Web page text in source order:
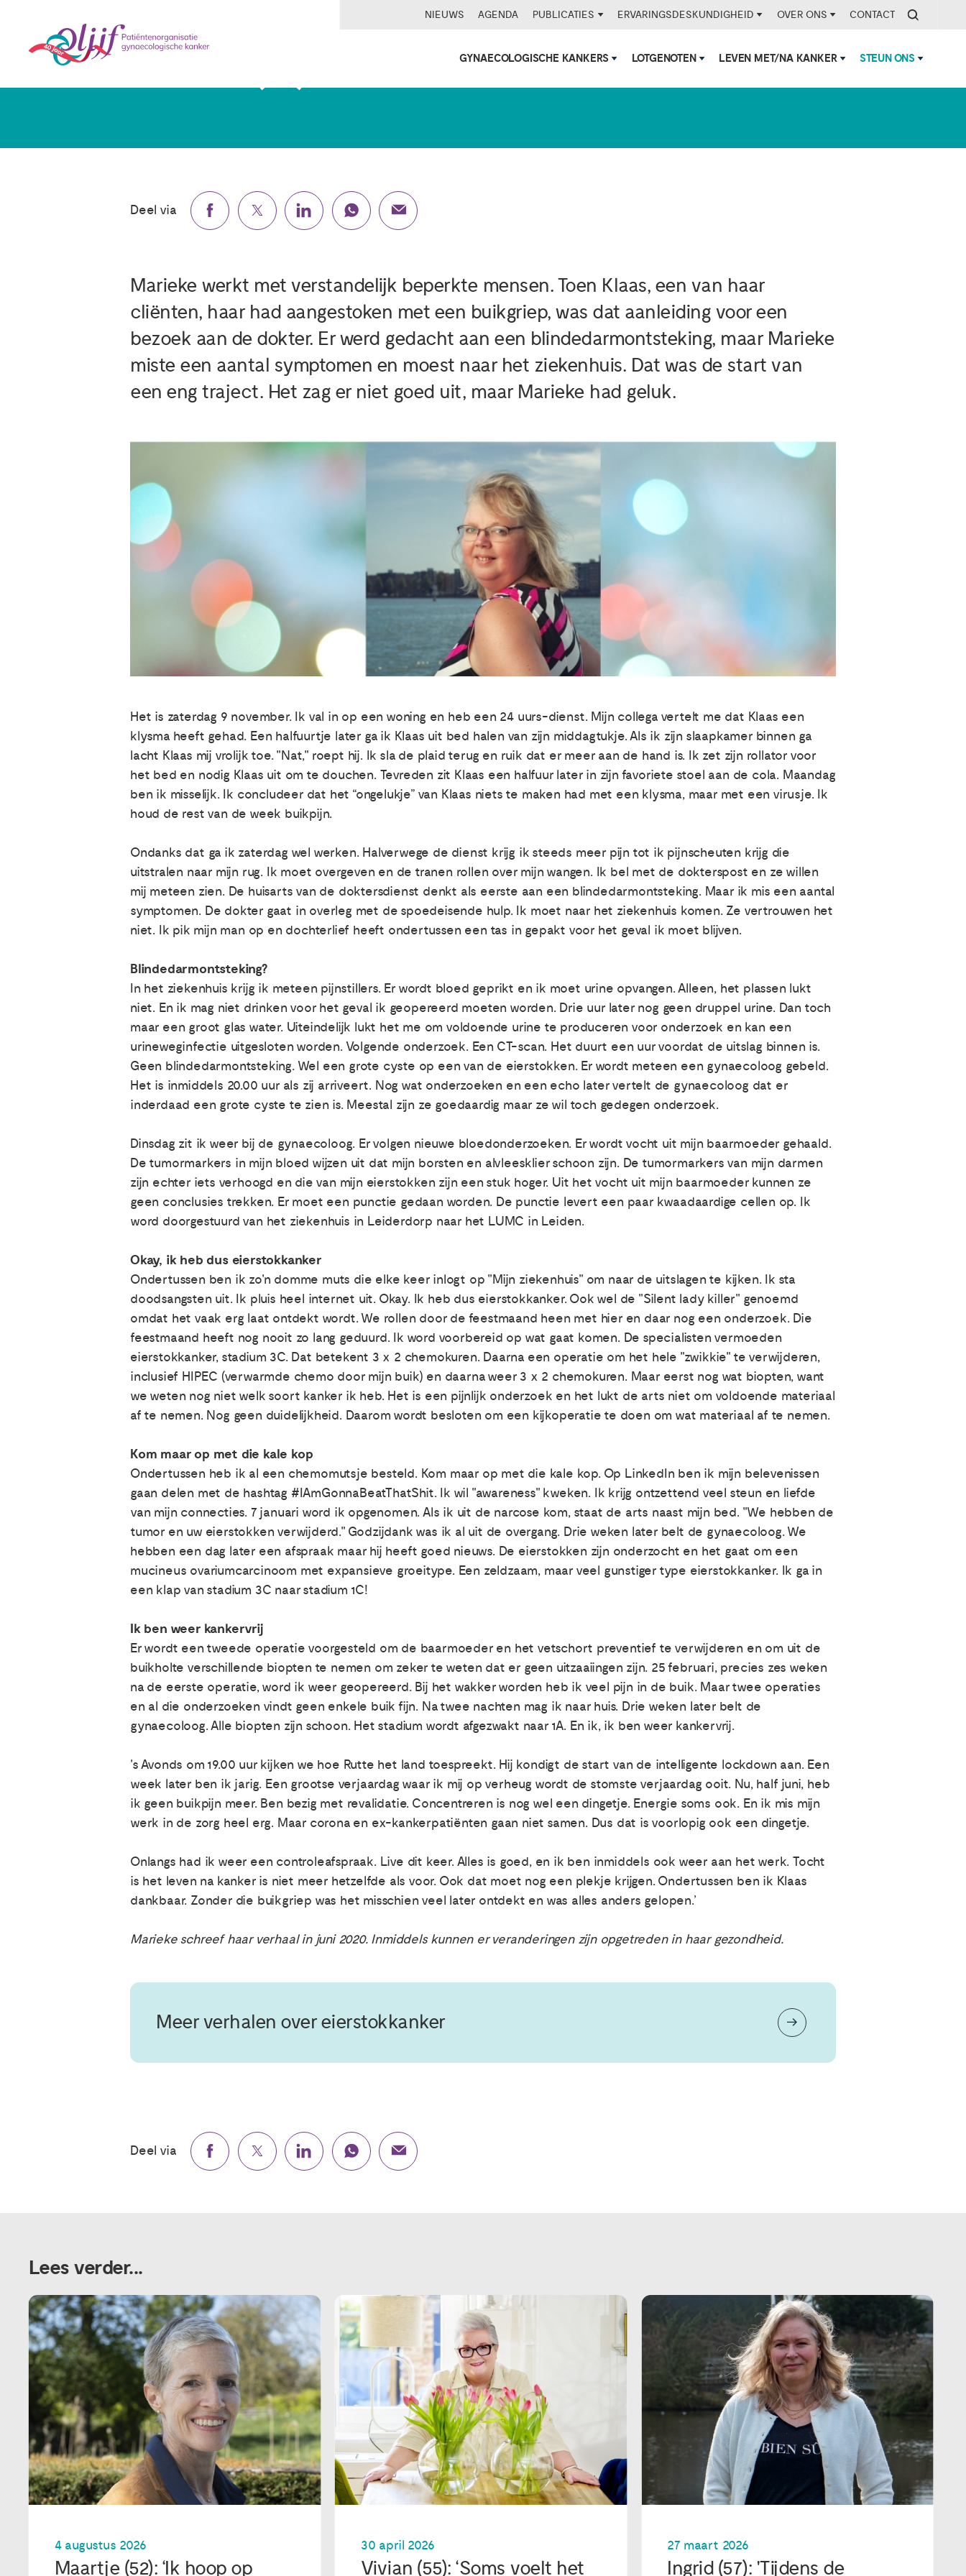
NIEUWS AGENDA PUBLICATIES ERVARINGSDESKUNDIGHEID OVER ONS CONTACT
GYNAECOLOGISCHE KANKERS LOTGENOTEN LEVEN MET/NA KANKER STEUN ONS
Marieke (53): ‘Van stadium 3C naar stadium 1A!’
Deel via
Marieke werkt met verstandelijk beperkte mensen. Toen Klaas, een van haar
cliënten, haar had aangestoken met een buikgriep, was dat aanleiding voor een
bezoek aan de dokter. Er werd gedacht aan een blindedarmontsteking, maar Marieke
miste een aantal symptomen en moest naar het ziekenhuis. Dat was de start van
een eng traject. Het zag er niet goed uit, maar Marieke had geluk.
Het is zaterdag 9 november. Ik val in op een woning en heb een 24 uurs-dienst. Mijn collega vertelt me dat Klaas een
klysma heeft gehad. Een halfuurtje later ga ik Klaas uit bed halen van zijn middagtukje. Als ik zijn slaapkamer binnen ga
lacht Klaas mij vrolijk toe. "Nat," roept hij. Ik sla de plaid terug en ruik dat er meer aan de hand is. Ik zet zijn rollator voor
het bed en nodig Klaas uit om te douchen. Tevreden zit Klaas een halfuur later in zijn favoriete stoel aan de cola. Maandag
ben ik misselijk. Ik concludeer dat het “ongelukje” van Klaas niets te maken had met een klysma, maar met een virusje. Ik
houd de rest van de week buikpijn.
Ondanks dat ga ik zaterdag wel werken. Halverwege de dienst krijg ik steeds meer pijn tot ik pijnscheuten krijg die
uitstralen naar mijn rug. Ik moet overgeven en de tranen rollen over mijn wangen. Ik bel met de dokterspost en ze willen
mij meteen zien. De huisarts van de doktersdienst denkt als eerste aan een blindedarmontsteking. Maar ik mis een aantal
symptomen. De dokter gaat in overleg met de spoedeisende hulp. Ik moet naar het ziekenhuis komen. Ze vertrouwen het
niet. Ik pik mijn man op en dochterlief heeft ondertussen een tas in gepakt voor het geval ik moet blijven.
Blindedarmontsteking?
In het ziekenhuis krijg ik meteen pijnstillers. Er wordt bloed geprikt en ik moet urine opvangen. Alleen, het plassen lukt
niet. En ik mag niet drinken voor het geval ik geopereerd moeten worden. Drie uur later nog geen druppel urine. Dan toch
maar een groot glas water. Uiteindelijk lukt het me om voldoende urine te produceren voor onderzoek en kan een
urineweginfectie uitgesloten worden. Volgende onderzoek. Een CT-scan. Het duurt een uur voordat de uitslag binnen is.
Geen blindedarmontsteking. Wel een grote cyste op een van de eierstokken. Er wordt meteen een gynaecoloog gebeld.
Het is inmiddels 20.00 uur als zij arriveert. Nog wat onderzoeken en een echo later vertelt de gynaecoloog dat er
inderdaad een grote cyste te zien is. Meestal zijn ze goedaardig maar ze wil toch gedegen onderzoek.
Dinsdag zit ik weer bij de gynaecoloog. Er volgen nieuwe bloedonderzoeken. Er wordt vocht uit mijn baarmoeder gehaald.
De tumormarkers in mijn bloed wijzen uit dat mijn borsten en alvleesklier schoon zijn. De tumormarkers van mijn darmen
zijn echter iets verhoogd en die van mijn eierstokken zijn een stuk hoger. Uit het vocht uit mijn baarmoeder kunnen ze
geen conclusies trekken. Er moet een punctie gedaan worden. De punctie levert een paar kwaadaardige cellen op. Ik
word doorgestuurd van het ziekenhuis in Leiderdorp naar het LUMC in Leiden.
Okay, ik heb dus eierstokkanker
Ondertussen ben ik zo'n domme muts die elke keer inlogt op "Mijn ziekenhuis" om naar de uitslagen te kijken. Ik sta
doodsangsten uit. Ik pluis heel internet uit. Okay. Ik heb dus eierstokkanker. Ook wel de "Silent lady killer" genoemd
omdat het vaak erg laat ontdekt wordt. We rollen door de feestmaand heen met hier en daar nog een onderzoek. Die
feestmaand heeft nog nooit zo lang geduurd. Ik word voorbereid op wat gaat komen. De specialisten vermoeden
eierstokkanker, stadium 3C. Dat betekent 3 x 2 chemokuren. Daarna een operatie om het hele "zwikkie" te verwijderen,
inclusief HIPEC (verwarmde chemo door mijn buik) en daarna weer 3 x 2 chemokuren. Maar eerst nog wat biopten, want
we weten nog niet welk soort kanker ik heb. Het is een pijnlijk onderzoek en het lukt de arts niet om voldoende materiaal
af te nemen. Nog geen duidelijkheid. Daarom wordt besloten om een kijkoperatie te doen om wat materiaal af te nemen.
Kom maar op met die kale kop
Ondertussen heb ik al een chemomutsje besteld. Kom maar op met die kale kop. Op LinkedIn ben ik mijn belevenissen
gaan delen met de hashtag #IAmGonnaBeatThatShit. Ik wil "awareness" kweken. Ik krijg ontzettend veel steun en liefde
van mijn connecties. 7 januari word ik opgenomen. Als ik uit de narcose kom, staat de arts naast mijn bed. "We hebben de
tumor en uw eierstokken verwijderd." Godzijdank was ik al uit de overgang. Drie weken later belt de gynaecoloog. We
hebben een dag later een afspraak maar hij heeft goed nieuws. De eierstokken zijn onderzocht en het gaat om een
mucineus ovariumcarcinoom met expansieve groeitype. Een zeldzaam, maar veel gunstiger type eierstokkanker. Ik ga in
een klap van stadium 3C naar stadium 1C!
Ik ben weer kankervrij
Er wordt een tweede operatie voorgesteld om de baarmoeder en het vetschort preventief te verwijderen en om uit de
buikholte verschillende biopten te nemen om zeker te weten dat er geen uitzaaiingen zijn. 25 februari, precies zes weken
na de eerste operatie, word ik weer geopereerd. Bij het wakker worden heb ik veel pijn in de buik. Maar twee operaties
en al die onderzoeken vindt geen enkele buik fijn. Na twee nachten mag ik naar huis. Drie weken later belt de
gynaecoloog. Alle biopten zijn schoon. Het stadium wordt afgezwakt naar 1A. En ik, ik ben weer kankervrij.
's Avonds om 19.00 uur kijken we hoe Rutte het land toespreekt. Hij kondigt de start van de intelligente lockdown aan. Een
week later ben ik jarig. Een grootse verjaardag waar ik mij op verheug wordt de stomste verjaardag ooit. Nu, half juni, heb
ik geen buikpijn meer. Ben bezig met revalidatie. Concentreren is nog wel een dingetje. Energie soms ook. En ik mis mijn
werk in de zorg heel erg. Maar corona en ex-kankerpatiënten gaan niet samen. Dus dat is voorlopig ook een dingetje.
Onlangs had ik weer een controleafspraak. Live dit keer. Alles is goed, en ik ben inmiddels ook weer aan het werk. Tocht
is het leven na kanker is niet meer hetzelfde als voor. Ook dat moet nog een plekje krijgen. Ondertussen ben ik Klaas
dankbaar. Zonder die buikgriep was het misschien veel later ontdekt en was alles anders gelopen.’
Marieke schreef haar verhaal in juni 2020. Inmiddels kunnen er veranderingen zijn opgetreden in haar gezondheid.
Meer verhalen over eierstokkanker
Deel via
Lees verder...
4 augustus 2026
Maartje (52): ‘Ik hoop op
30 april 2026
Vivian (55): ‘Soms voelt het
27 maart 2026
Ingrid (57): 'Tijdens de